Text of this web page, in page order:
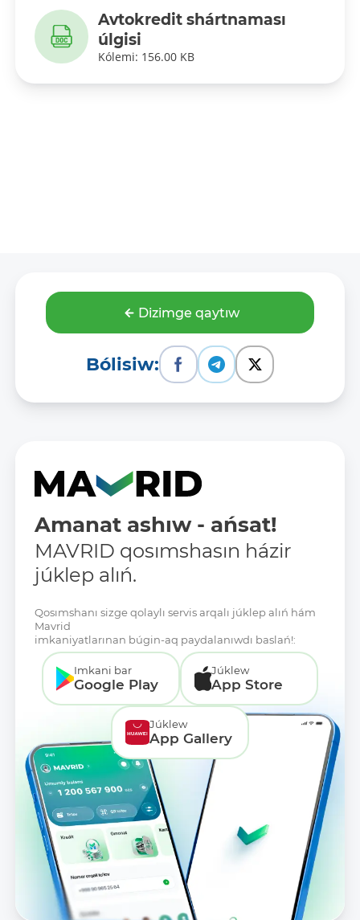
Avtokredit shártnaması
úlgisi
Kólemi: 156.00 KB
Dizimge qaytıw
Bólisiw:
Amanat ashıw - ańsat!
MAVRID qosımshasın házir
júklep alıń.
Qosımshanı sizge qolaylı servis arqalı júklep alıń hám
Mavrid
imkaniyatlarınan búgin-aq paydalanıwdı baslań!:
Imkani bar
Google Play
Júklew
App Store
Júklew
App Gallery